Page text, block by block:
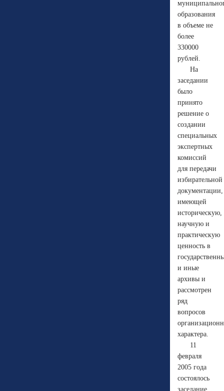
образования
в объеме не
более
330000
рублей.
На
заседании
было
принято
решение о
создании
специальных
экспертных
комиссий
для передачи
избирательной
документации,
имеющей
историческую,
научную и
практическую
ценность в
и иные
архивы и
рассмотрен
ряд
вопросов
характера.
11
февраля
2005 года
состоялось
заседание